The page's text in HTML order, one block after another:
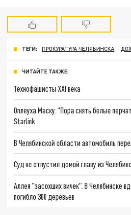
ТЕГИ: ПРОКУРАТУРА ЧЕЛЯБИНСКА
ЧИТАЙТЕ ТАКЖЕ:
Технофашисты XXI века
Оплеуха Маску. "Пора снять белые
Starlink
В Челябинской области автомобиль
Суд не отпустил домой главу из
Аллея "засохших вичек". В Челябинске
погибло 300 деревьев